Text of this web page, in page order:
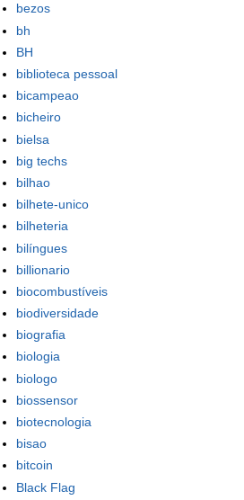
bezos
bh
BH
biblioteca pessoal
bicampeao
bicheiro
bielsa
big techs
bilhao
bilhete-unico
bilheteria
bilíngues
billionario
biocombustíveis
biodiversidade
biografia
biologia
biologo
biossensor
biotecnologia
bisao
bitcoin
Black Flag